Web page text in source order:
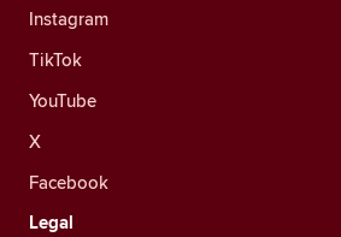
Instagram
TikTok
YouTube
X
Facebook
Legal